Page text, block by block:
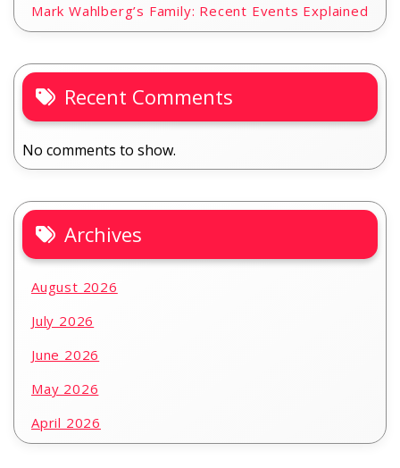
Mark Wahlberg’s Family: Recent Events Explained
Recent Comments
No comments to show.
Archives
August 2026
July 2026
June 2026
May 2026
April 2026